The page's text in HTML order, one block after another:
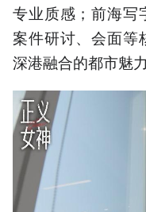
专业质感；前海写
案件研讨、会面等
深港融合的都市魅力